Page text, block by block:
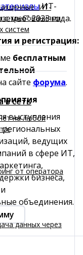
ИТ-
с требованиями
систем
в сеть
на любой
с
от оператора
данных через
ИТ-
2023 года.
и регистрация:
бесплатным
сайте форума.
выступления
региональных
ведущих
в сфере ИТ,
бизнеса,
объединения.